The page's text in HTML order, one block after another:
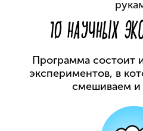
10 НАУЧНЫХ
Программа состоит
экспериментов, в
смешиваем и